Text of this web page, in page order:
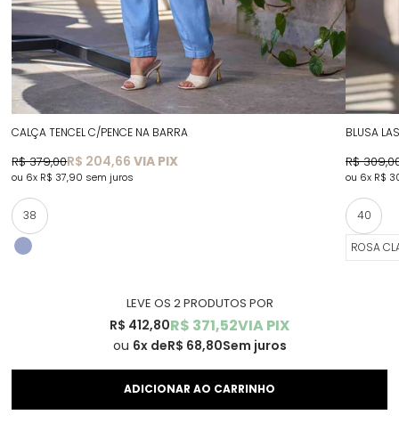
CALÇA TENCEL C/PENCE NA BARRA
R$ 204,66 VIA PIX
R$ 379,00
6x R$ 37,90 sem juros
38
BLUSA
R$
6x R$
40
ROSA
LEVE OS 2 PRODUTOS
R$ 412,80R$ 371,52VIA PIX
6x R$ 68,80Sem juros